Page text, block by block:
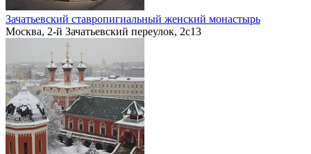
Зачатьевский ставропигиальный женский монастырь
Москва, 2-й Зачатьевский переулок, 2с13